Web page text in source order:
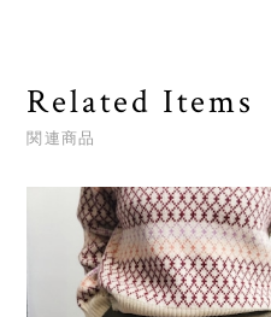
Related Items
関連商品